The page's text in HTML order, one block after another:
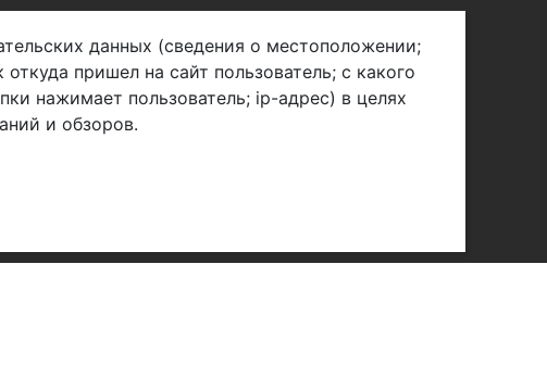
данных (сведения о местоположении;
пришел на сайт пользователь; с какого
нажимает пользователь; ip-адрес) в целях
и обзоров.